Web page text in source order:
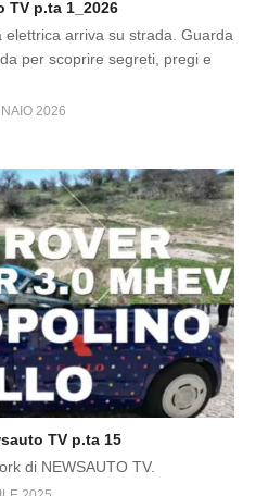
TV p.ta 1_2026
arriva su strada. Guarda
per scoprire segreti, pregi e
2026
TV p.ta 15
di NEWSAUTO TV.